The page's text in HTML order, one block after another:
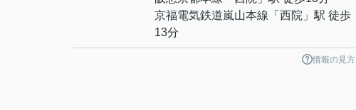
京福電気鉄道嵐山本線 「 西院 」駅 徒歩
13分
情報の見方